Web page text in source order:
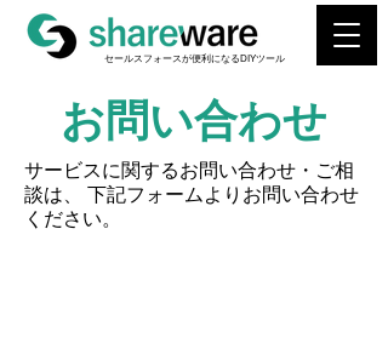
​セールスフォースが便利になるDIYツール
​お問い合わせ
サービスに関するお問い合わせ・ご相
談は、 下記フォームよりお問い合わせ
ください。